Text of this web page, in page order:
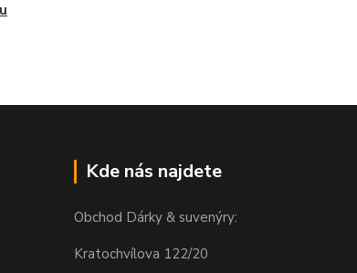
Kde nás najdete
Obchod Dárky & suvenýry:
Kratochvílova 122/20